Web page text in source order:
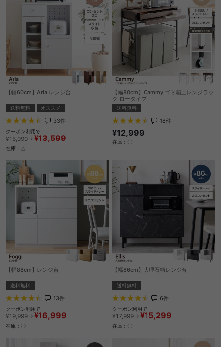
【幅60cm】Aria レンジ台
送料無料 オススメ
33件
クーポン利用で
¥15,999→ ¥13,599
在庫：△
【幅80cm】Cammy ゴミ箱上レンジラッ
ク ロータイプ
送料無料
18件
¥12,999
在庫：〇
【幅88cm】レンジ台
送料無料
13件
クーポン利用で
¥19,999→ ¥16,999
在庫：〇
【幅86cm】大理石柄レンジ台
送料無料
6件
クーポン利用で
¥17,999→ ¥15,299
在庫：〇